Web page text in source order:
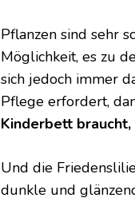
Pflanzen sind sehr
Möglichkeit, es zu
sich jedoch immer
Pflege erfordert,
Kinderbett
Und die
dunkle und